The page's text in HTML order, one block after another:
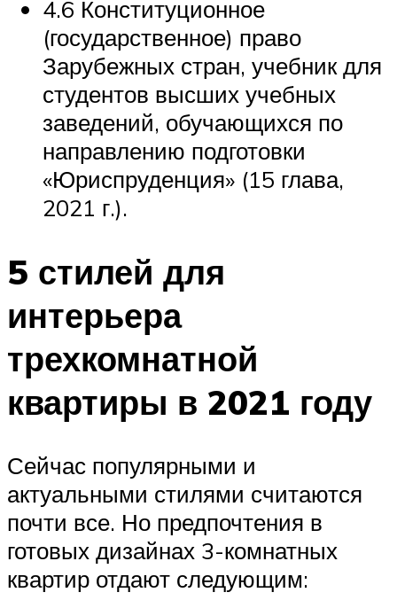
4.6 Конституционное
(государственное) право
Зарубежных стран, учебник для
студентов высших учебных
заведений, обучающихся по
направлению подготовки
«Юриспруденция» (15 глава,
2021 г.).
5 стилей для
интерьера
трехкомнатной
квартиры в 2021 году
Сейчас популярными и
актуальными стилями считаются
почти все. Но предпочтения в
готовых дизайнах 3-комнатных
квартир отдают следующим: